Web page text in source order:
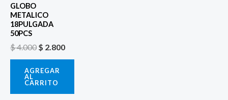
GLOBO
METALICO
18PULGADA
50PCS
$4.000 $ 2.800
AGREGAR
AL
CARRITO